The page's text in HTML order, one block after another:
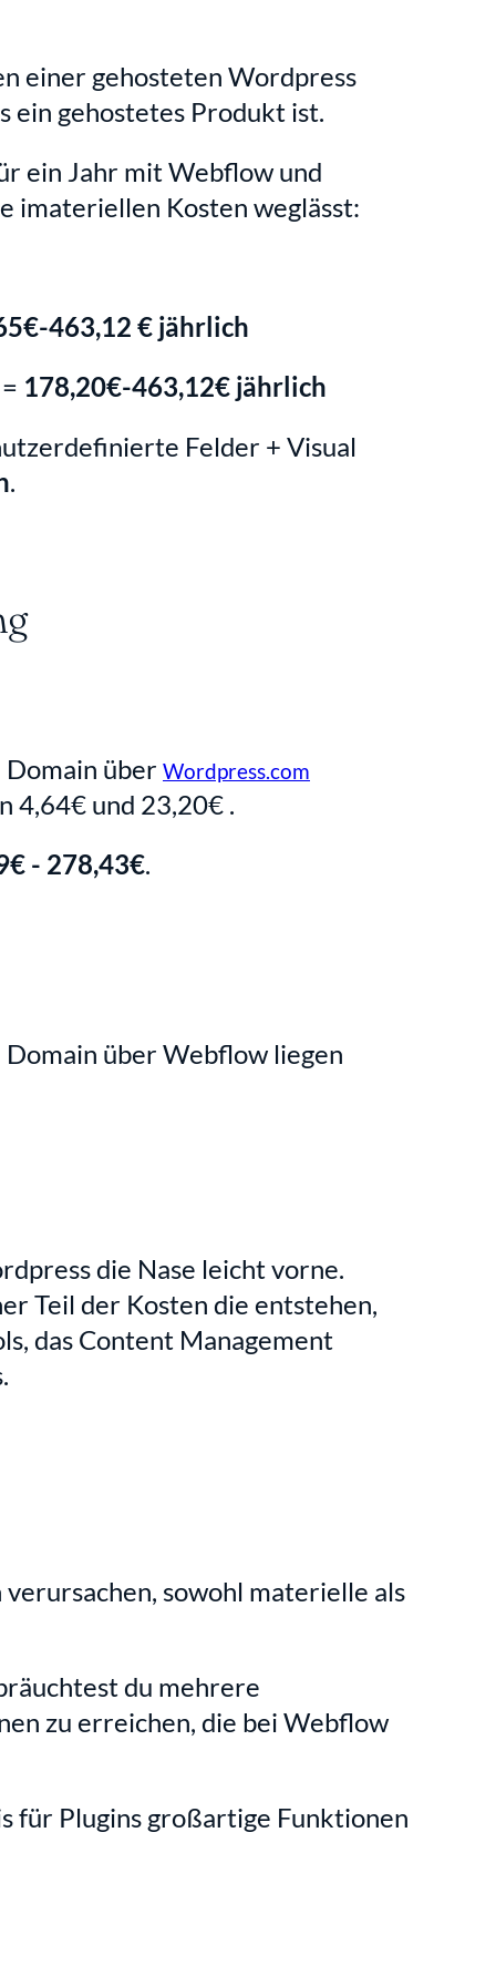
einer gehosteten Wordpress
ein gehostetes Produkt ist.
ein Jahr mit Webflow und
imateriellen Kosten weglässt:
463,12 € jährlich
178,20€-463,12€ jährlich
Felder + Visual
.
über Wordpress.com
4,64€ und 23,20€ .
- 278,43€.
über Webflow liegen
die Nase leicht vorne.
Teil der Kosten die entstehen,
das Content Management
sowohl materielle als
du mehrere
zu erreichen, die bei Webflow
für Plugins großartige Funktionen